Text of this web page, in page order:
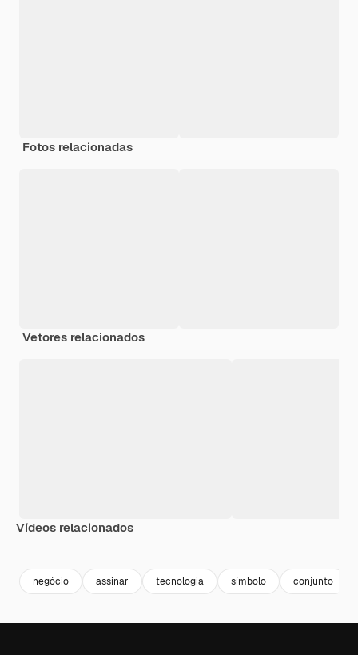
Fotos relacionadas
Vetores relacionados
Vídeos relacionados
negócio assinar tecnologia símbolo conjunto